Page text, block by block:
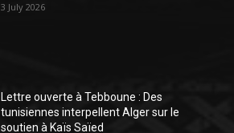
3 July 2026
Lettre ouverte à Tebboune : Des
tunisiennes interpellent Alger sur le
soutien à Kaïs Saïed